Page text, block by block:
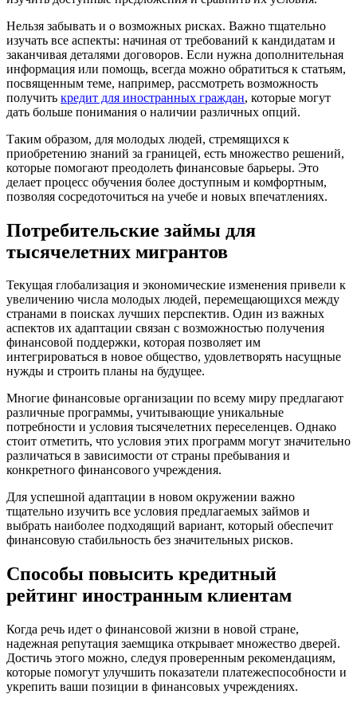
Нельзя забывать и о возможных рисках. Важно тщательно
изучать все аспекты: начиная от требований к кандидатам и
заканчивая деталями договоров. Если нужна дополнительная
информация или помощь, всегда можно обратиться к статьям,
посвященным теме, например, рассмотреть возможность
получить кредит для иностранных граждан, которые могут
дать больше понимания о наличии различных опций.
Таким образом, для молодых людей, стремящихся к
приобретению знаний за границей, есть множество решений,
которые помогают преодолеть финансовые барьеры. Это
делает процесс обучения более доступным и комфортным,
позволяя сосредоточиться на учебе и новых впечатлениях.
Потребительские займы для
тысячелетних мигрантов
Текущая глобализация и экономические изменения привели к
увеличению числа молодых людей, перемещающихся между
странами в поисках лучших перспектив. Один из важных
аспектов их адаптации связан с возможностью получения
финансовой поддержки, которая позволяет им
интегрироваться в новое общество, удовлетворять насущные
нужды и строить планы на будущее.
Многие финансовые организации по всему миру предлагают
различные программы, учитывающие уникальные
потребности и условия тысячелетних переселенцев. Однако
стоит отметить, что условия этих программ могут значительно
различаться в зависимости от страны пребывания и
конкретного финансового учреждения.
Для успешной адаптации в новом окружении важно
тщательно изучить все условия предлагаемых займов и
выбрать наиболее подходящий вариант, который обеспечит
финансовую стабильность без значительных рисков.
Способы повысить кредитный
рейтинг иностранным клиентам
Когда речь идет о финансовой жизни в новой стране,
надежная репутация заемщика открывает множество дверей.
Достичь этого можно, следуя проверенным рекомендациям,
которые помогут улучшить показатели платежеспособности и
укрепить ваши позиции в финансовых учреждениях.